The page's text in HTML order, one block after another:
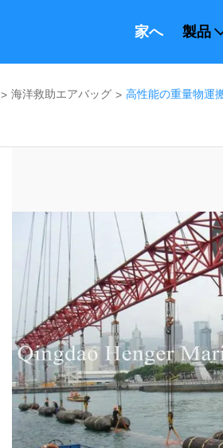
家へ 製品
> 海洋救助エアバッグ > 高性能の重量物運